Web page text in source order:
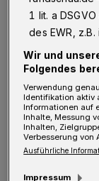
An der Färberei
trotzdem für
natürlich mit
ausgegeben.
Foto: Max Höllwarth
D er
1 lit. a
des EWR,
Wir und
Folgendes
Verwendung
Identifikation aktiv
Informationen auf
Inhalte, Messung
Inhalten,
Verbesserung von
Ausführliche
Impressum